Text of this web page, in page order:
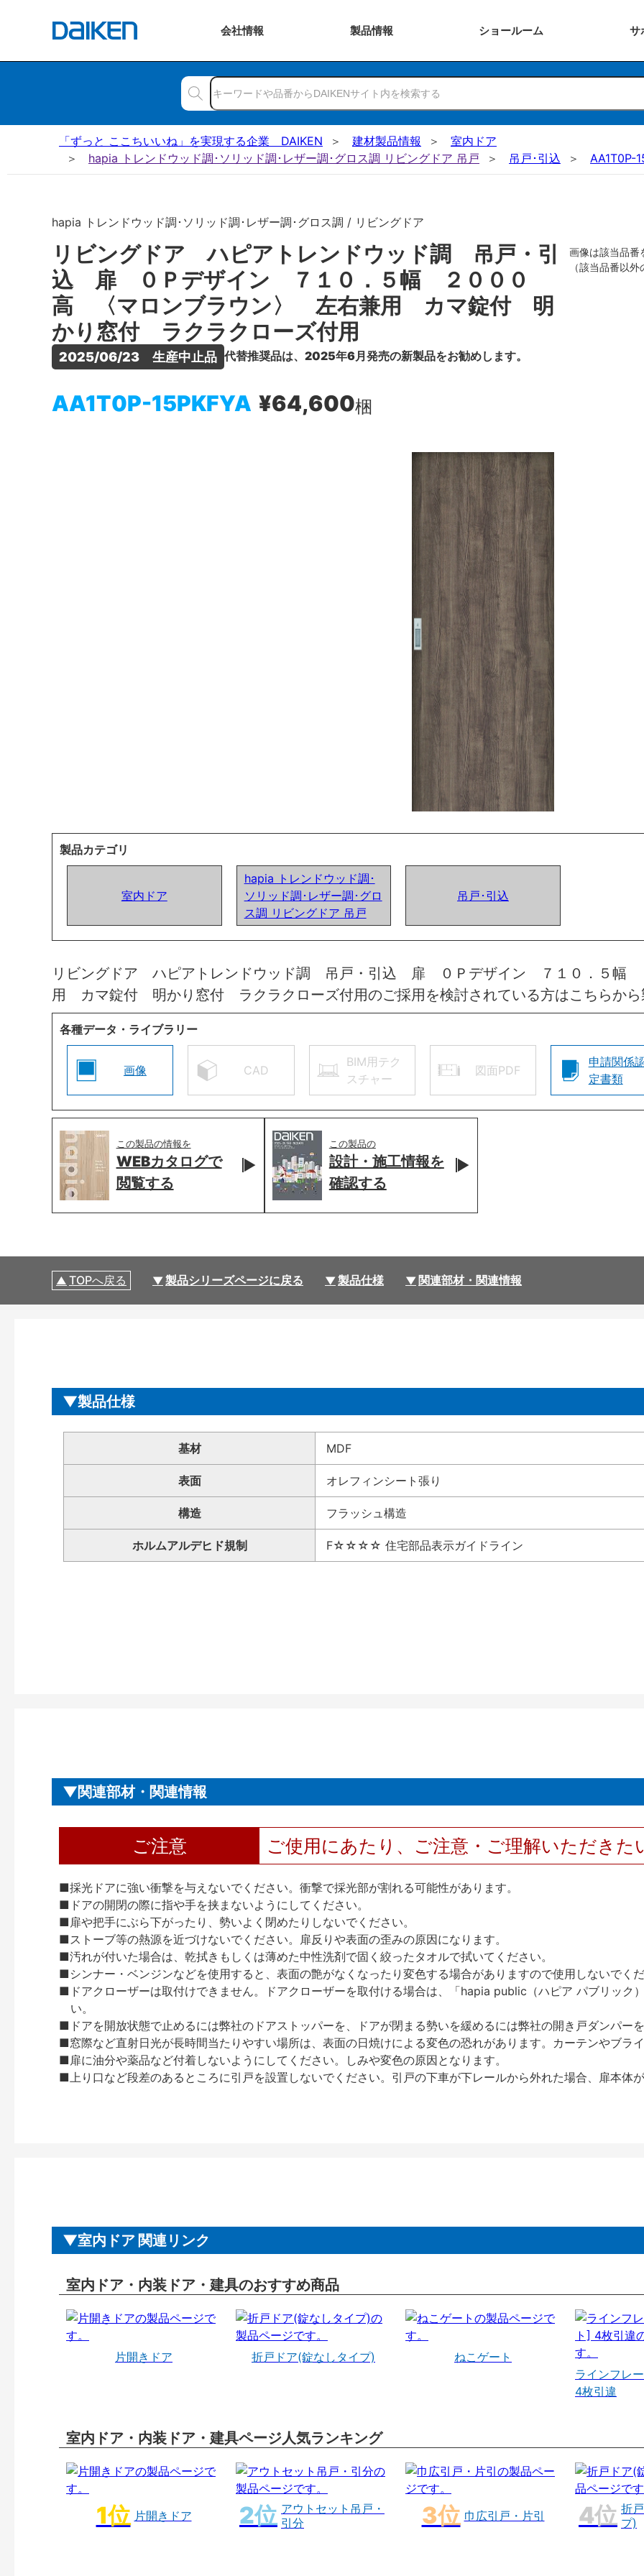
会社情報 製品情報 ショールーム サ
「ずっと ここちいいね」を実現する企業 DAIKEN 建材製品情報
室内ドア
hapia トレンドウッド調･ソリッド調･レザー調･グロス調 リビングドア 吊戸
吊戸･引込 AA1T0P-
hapia トレンドウッド調･ソリッド調･レザー調･グロス調 / リビングドア
リビングドア ハピアトレンドウッド調 吊戸・引
込 扉 ０Ｐデザイン ７１０．５幅 ２０００
高 〈マロンブラウン〉 左右兼用 カマ錠付 明
かり窓付 ラクラクローズ付用
2025/06/23　生産中止品 代替推奨品は、2025年6月発売の新製品をお勧めします。
AA1T0P-15PKFYA ¥64,600梱
画像は該当品番
（該当品番以
製品カテゴリ
室内ドア
hapia トレンドウッド調･
ソリッド調･レザー調･グロ
ス調 リビングドア 吊戸
吊戸･引込
リビングドア ハピアトレンドウッド調 吊戸・引込 扉 ０Ｐデザイン ７１０．５幅
用 カマ錠付 明かり窓付 ラクラクローズ付用のご採用を検討されている方はこちらから
各種データ・ライブラリー
画像 CAD
BIM用テク
スチャー
図面PDF
申請関係
定書類
この製品の情報を
WEBカタログで
閲覧する
この製品の
設計・施工情報を
確認する
TOPへ戻る 製品シリーズページに戻る 製品仕様 関連部材・関連情報
製品仕様
基材 MDF
表面 オレフィンシート張り
構造 フラッシュ構造
ホルムアルデヒド規制 F☆☆☆☆ 住宅部品表示ガイドライン
関連部材・関連情報
ご注意 ご使用にあたり、ご注意・ご理解いただきた
■採光ドアに強い衝撃を与えないでください。衝撃で採光部が割れる可能性があります。
■ドアの開閉の際に指や手を挟まないようにしてください。
■扉や把手にぶら下がったり、勢いよく閉めたりしないでください。
■ストーブ等の熱源を近づけないでください。扉反りや表面の歪みの原因になります。
■汚れが付いた場合は、乾拭きもしくは薄めた中性洗剤で固く絞ったタオルで拭いてください。
■シンナー・ベンジンなどを使用すると、表面の艶がなくなったり変色する場合がありますので使用しないでく
■ドアクローザーは取付けできません。ドアクローザーを取付ける場合は、「hapia public（ハピア パブリック
い。
■ドアを開放状態で止めるには弊社のドアストッパーを、ドアが閉まる勢いを緩めるには弊社の開き戸ダンパー
■窓際など直射日光が長時間当たりやすい場所は、表面の日焼けによる変色の恐れがあります。カーテンやブラ
■扉に油分や薬品など付着しないようにしてください。しみや変色の原因となります。
■上り口など段差のあるところに引戸を設置しないでください。引戸の下車が下レールから外れた場合、扉本体
室内ドア 関連リンク
室内ドア・内装ドア・建具のおすすめ商品
片開きドア 折戸ドア(錠なしタイプ)
ねこゲート
ラインフレ
4枚引違
室内ドア・内装ドア・建具ページ人気ランキング
片開きドア
アウトセット吊戸・
引分
巾広引戸・片引
折
プ)